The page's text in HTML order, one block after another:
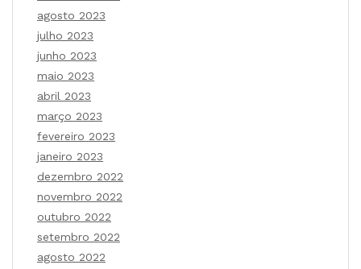
agosto 2023
julho 2023
junho 2023
maio 2023
abril 2023
março 2023
fevereiro 2023
janeiro 2023
dezembro 2022
novembro 2022
outubro 2022
setembro 2022
agosto 2022